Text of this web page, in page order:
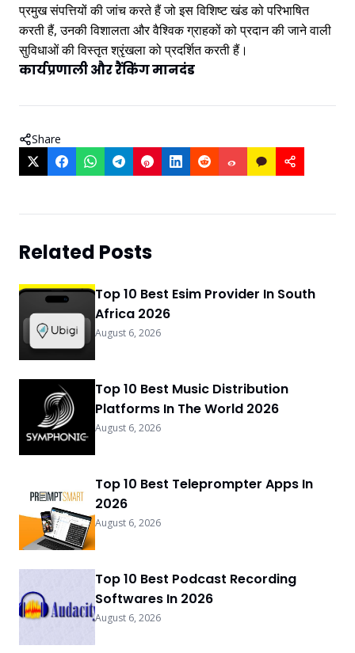
प्रमुख संपत्तियों की जांच करते हैं जो इस विशिष्ट खंड को परिभाषित
करती हैं, उनकी विशालता और वैश्विक ग्राहकों को प्रदान की जाने वाली
सुविधाओं की विस्तृत श्रृंखला को प्रदर्शित करती हैं।
कार्यप्रणाली और रैंकिंग मानदंड
Share
Related Posts
Top 10 Best Esim Provider In South
Africa 2026
August 6, 2026
Top 10 Best Music Distribution
Platforms In The World 2026
August 6, 2026
Top 10 Best Teleprompter Apps In
2026
August 6, 2026
Top 10 Best Podcast Recording
Softwares In 2026
August 6, 2026